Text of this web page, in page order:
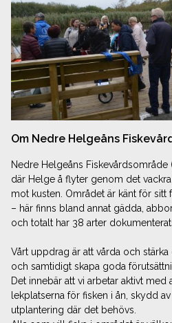
Om Nedre Helgeåns
Nedre Helgeåns Fiskevårdsområde
där Helge å flyter genom det
mot kusten. Området är känt för sitt
– här finns bland annat gädda,
och totalt har 38 arter
Vårt uppdrag är att vårda och
och samtidigt skapa goda
Det innebär att vi arbetar aktivt med
lekplatserna för fisken i ån, skydd
utplantering där det behövs.